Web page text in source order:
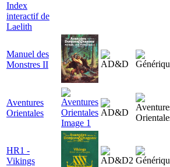
Index
interactif de
Laelith
Manuel des
Monstres II
Aventures
Orientales
HR1 -
Vikings